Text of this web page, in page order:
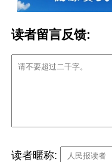
读者留言反馈:
读者暱称: